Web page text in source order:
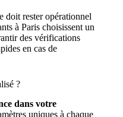
doit rester opérationnel
à Paris choisissent un
des vérifications
en cas de
?
dans votre
uniques à chaque